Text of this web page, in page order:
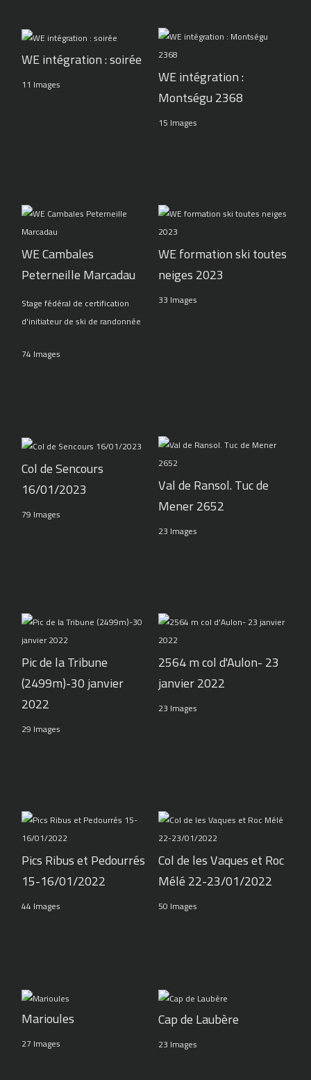
WE intégration : soirée
11 Images
WE intégration :
Montségu 2368
15 Images
WE Cambales
Peterneille Marcadau
Stage fédéral de certification
d'initiateur de ski de randonnée
74 Images
WE formation ski toutes
neiges 2023
33 Images
Col de Sencours
16/01/2023
79 Images
Val de Ransol. Tuc de
Mener 2652
23 Images
Pic de la Tribune
(2499m)-30 janvier
2022
29 Images
2564 m col d'Aulon- 23
janvier 2022
23 Images
Pics Ribus et Pedourrés
15-16/01/2022
44 Images
Col de les Vaques et Roc
Mélé 22-23/01/2022
50 Images
Marioules
27 Images
Cap de Laubère
23 Images